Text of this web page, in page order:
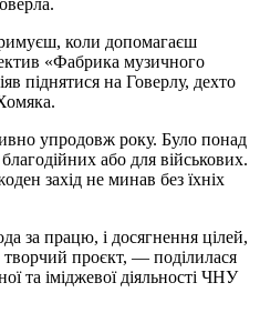
коли допомагаєш
«Фабрика музичного
піднятися на Говерлу, дехто
упродовж року. Було понад
або для військових.
захід не минав без їхніх
за працю, і досягнення цілей,
проєкт, — поділилася
та іміджевої діяльності ЧНУ